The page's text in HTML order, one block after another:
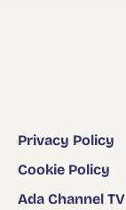
Privacy Policy
Cookie Policy
Ada Channel TV